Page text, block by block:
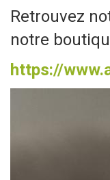
Retrouvez
notre
https://